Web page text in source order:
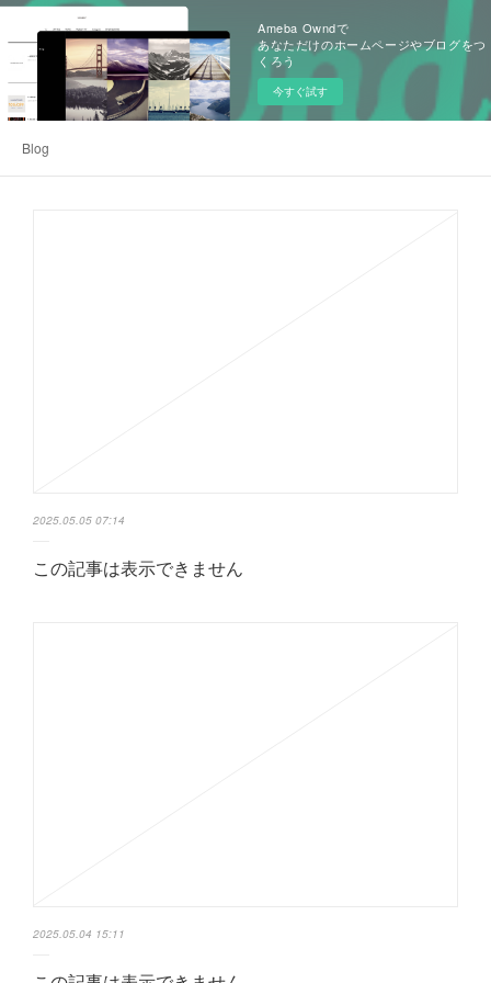
Ameba Owndで
あなただけのホームページやブログをつ
くろう
今すぐ試す
Blog
2025.05.05 07:14
この記事は表示できません
2025.05.04 15:11